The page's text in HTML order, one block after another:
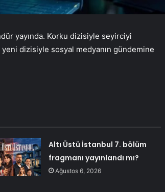
yayında. Korku dizisiyle seyirciyi
dizisiyle sosyal medyanın gündemine
Altı Üstü İstanbul 7. bölüm
fragmanı yayınlandı mı?
Ağustos 6, 2026